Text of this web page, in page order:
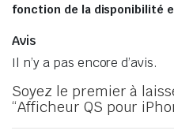
fonction de la disponibilité
Avis
Il n’y a pas encore d’avis.
Soyez le premier à
“Afficheur QS pour